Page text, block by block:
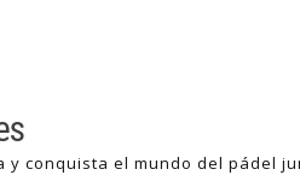
y conquista el mundo del pádel